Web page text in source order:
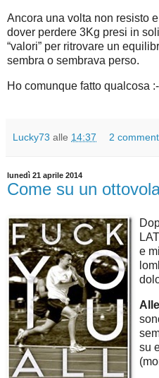
Ancora una volta non resisto
dover perdere 3Kg presi in
“valori” per ritrovare un
sembra o sembrava perso.
Ho comunque fatto qualcosa
Lucky73 alle 14:37 2
lunedì 21 aprile 2014
Come su un
e
su